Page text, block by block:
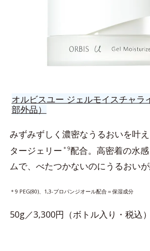
オルビスユー ジェルモイスチャラ
部外品）
みずみずしく濃密なうるおいを叶
タージェリー ＊9配合。高密着の水
ムで、べたつかないのにうるおいが
＊9 PEG(80)、1,3-プロパンジオール配合＝保湿成分
50g／3,300円（ボトル入り・税込）